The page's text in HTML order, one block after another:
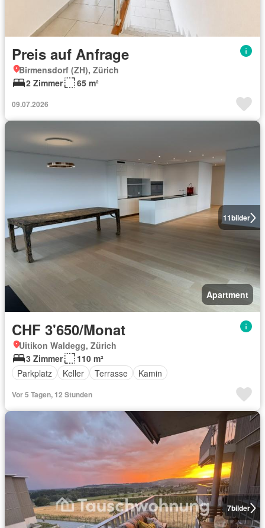
Preis auf Anfrage
Birmensdorf (ZH), Zürich
2 Zimmer
65 m²
09.07.2026
11bilder
Apartment
CHF 3'650/Monat
Uitikon Waldegg, Zürich
3 Zimmer
110 m²
Parkplatz
Keller Terrasse Kamin
Vor 5 Tagen, 12 Stunden
7bilder